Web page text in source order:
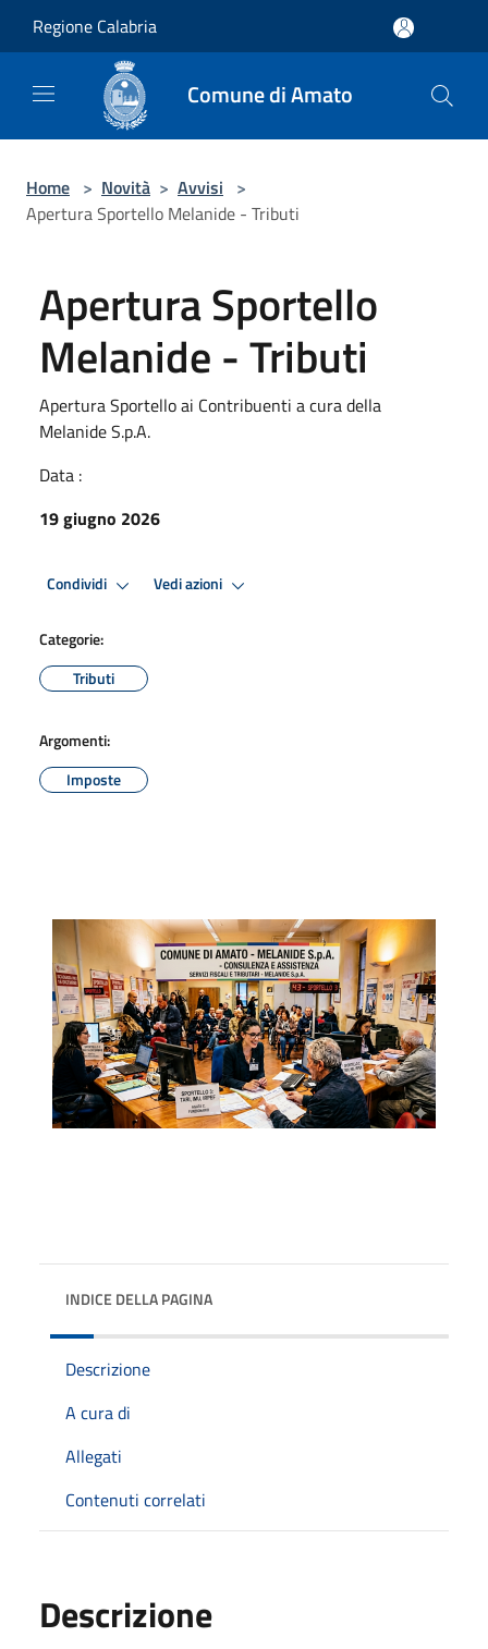
Regione Calabria
Comune di Amato
Home > Novità > Avvisi >
Apertura Sportello Melanide - Tributi
Apertura Sportello
Melanide - Tributi
Apertura Sportello ai Contribuenti a cura della
Melanide S.p.A.
Data :
19 giugno 2026
Condividi Vedi azioni
Categorie:
Tributi
Argomenti:
Imposte
INDICE DELLA PAGINA
Descrizione
A cura di
Allegati
Contenuti correlati
Descrizione